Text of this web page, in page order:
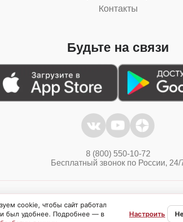
Контакты
Будьте на связи
8 (800) 550-10-72
Бесплатный звонок по России, 24/
cookie, чтобы сайт работал
и был удобнее. Подробнее — в
Настроить